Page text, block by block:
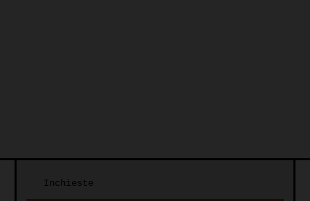
Inchieste